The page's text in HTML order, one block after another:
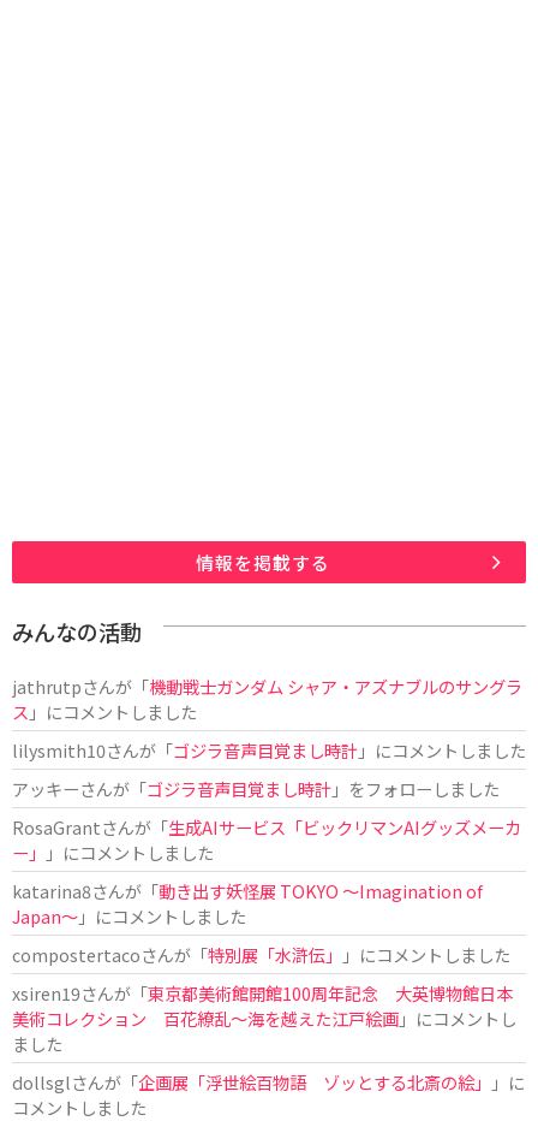
情報を掲載する
みんなの活動
jathrutpさんが「機動戦士ガンダム シャア・アズナブルのサングラ
ス 」にコメントしました
lilysmith10さんが「ゴジラ音声目覚まし時計」にコメントしました
アッキーさんが「ゴジラ音声目覚まし時計」をフォローしました
RosaGrantさんが「生成AIサービス「ビックリマンAIグッズメーカ
ー」
」にコメントしました
katarina8さんが「動き出す妖怪展 TOKYO 〜Imagination of
Japan〜」にコメントしました
compostertacoさんが「特別展「水滸伝」
」にコメントしました
xsiren19さんが「東京都美術館開館100周年記念 大英博物館日本
美術コレクション 百花繚乱～海を越えた江戸絵画」にコメントし
ました
dollsglさんが「企画展「浮世絵百物語 ゾッとする北斎の絵」
」に
コメントしました